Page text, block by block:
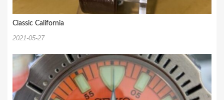
Classic California
2021-05-27